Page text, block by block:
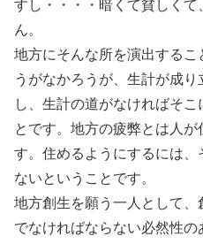
すし・・・・暗くて貧しく
ん。
地方にそんな所を演出する
うがなかろうが、生計が成
し、生計の道がなければそ
とです。地方の疲弊とは人
す。住めるようにするには
ないということです。
地方創生を願う一人として
でなければならない必然性